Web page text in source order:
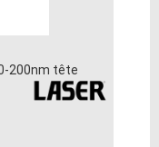
200nm tête